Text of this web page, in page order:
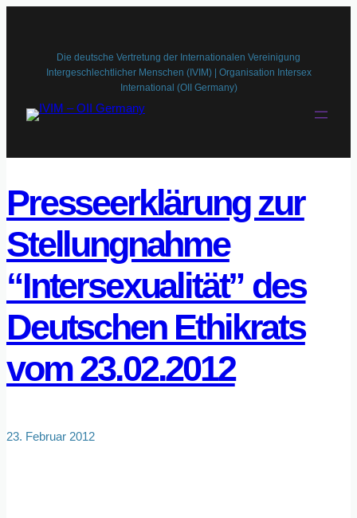
Die deutsche Vertretung der Internationalen Vereinigung
Intergeschlechtlicher Menschen (IVIM) | Organisation Intersex
International (OII Germany)
Presseerklärung zur
Stellungnahme
“Intersexualität” des
Deutschen Ethikrats
vom 23.02.2012
23. Februar 2012